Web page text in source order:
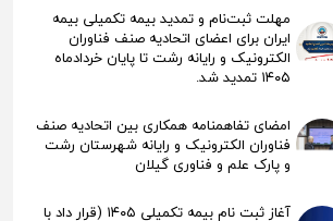
مهلت ثبت‌نام و تمدید بیمه تکمیلی بیمه
ایران برای اعضای اتحادیه صنف فناوران
الکترونیک و رایانه رشت تا پایان خردادماه
۱۴۰۵ تمدید شد.
امضای تفاهمنامه همکاری بین اتحادیه صنف
فناوران الکترونیک و رایانه شهرستان رشت
و پارک علم و فناوری گیلان
آغاز ثبت نام بیمه تکمیلی ۱۴۰۵ (قرار داد با